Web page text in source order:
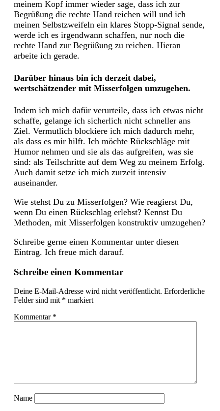
meinem Kopf immer wieder sage, dass ich zur
Begrüßung die rechte Hand reichen will und ich
meinen Selbstzweifeln ein klares Stopp-Signal sende,
werde ich es irgendwann schaffen, nur noch die
rechte Hand zur Begrüßung zu reichen. Hieran
arbeite ich gerade.
Darüber hinaus bin ich derzeit dabei,
wertschätzender mit Misserfolgen umzugehen.
Indem ich mich dafür verurteile, dass ich etwas nicht
schaffe, gelange ich sicherlich nicht schneller ans
Ziel. Vermutlich blockiere ich mich dadurch mehr,
als dass es mir hilft. Ich möchte Rückschläge mit
Humor nehmen und sie als das aufgreifen, was sie
sind: als Teilschritte auf dem Weg zu meinem Erfolg.
Auch damit setze ich mich zurzeit intensiv
auseinander.
Wie stehst Du zu Misserfolgen? Wie reagierst Du,
wenn Du einen Rückschlag erlebst? Kennst Du
Methoden, mit Misserfolgen konstruktiv umzugehen?
Schreibe gerne einen Kommentar unter diesen
Eintrag. Ich freue mich darauf.
Schreibe einen Kommentar
Deine E-Mail-Adresse wird nicht veröffentlicht. Erforderliche
Felder sind mit * markiert
Kommentar *
Name